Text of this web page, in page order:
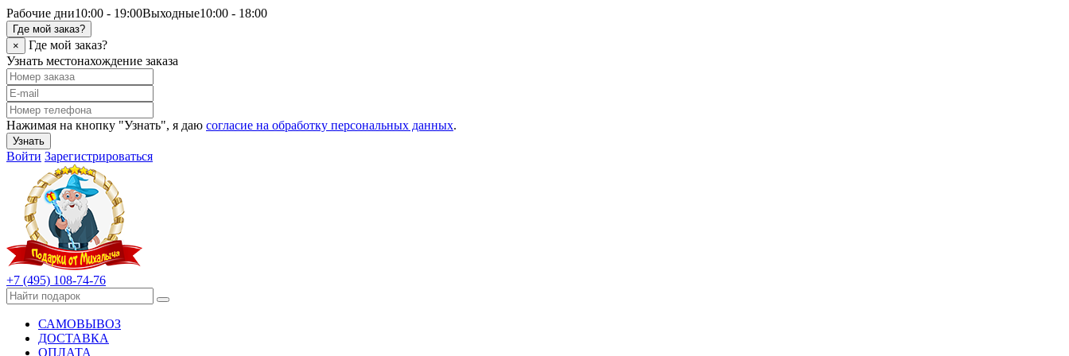
Рабочие дни10:00 - 19:00Выходные10:00 - 18:00
Где мой заказ?
×
Где мой заказ?
Узнать местонахождение заказа
Нажимая на кнопку "Узнать", я даю согласие на обработку персональных данных.
Узнать
Войти Зарегистрироваться
+7 (495) 108-74-76
САМОВЫВОЗ
ДОСТАВКА
ОПЛАТА